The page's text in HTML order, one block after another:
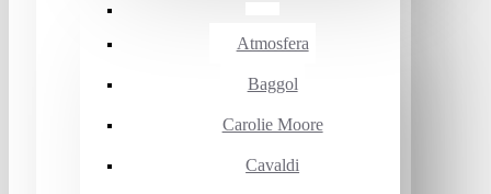
Atmosfera
Baggol
Carolie Moore
Cavaldi